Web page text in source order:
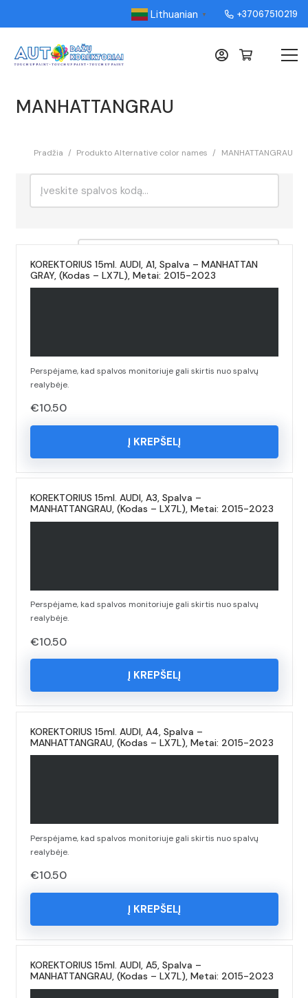
Lithuanian ▼ +37067510219
MANHATTANGRAU
Pradžia / Produkto Alternative color names / MANHATTANGRAU
KOREKTORIUS 15ml. AUDI, A1, Spalva – MANHATTAN
GRAY, (Kodas – LX7L), Metai: 2015-2023
Perspėjame, kad spalvos monitoriuje gali skirtis nuo spalvų
realybėje.
€10.50
Į KREPŠELĮ
KOREKTORIUS 15ml. AUDI, A3, Spalva –
MANHATTANGRAU, (Kodas – LX7L), Metai: 2015-2023
Perspėjame, kad spalvos monitoriuje gali skirtis nuo spalvų
realybėje.
€10.50
Į KREPŠELĮ
KOREKTORIUS 15ml. AUDI, A4, Spalva –
MANHATTANGRAU, (Kodas – LX7L), Metai: 2015-2023
Perspėjame, kad spalvos monitoriuje gali skirtis nuo spalvų
realybėje.
€10.50
Į KREPŠELĮ
KOREKTORIUS 15ml. AUDI, A5, Spalva –
MANHATTANGRAU, (Kodas – LX7L), Metai: 2015-2023